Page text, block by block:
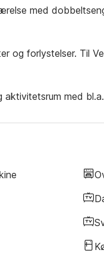
med
og forlystelser. Til
med